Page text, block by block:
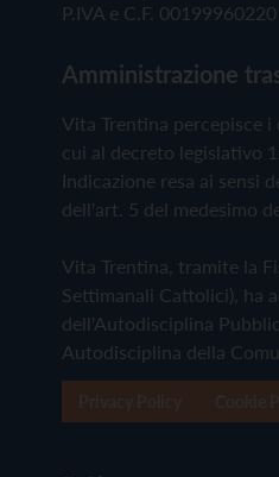
P.IVA e C.F. 00199960220
Amministrazione
Vita Trentina percepisce
cui al decreto legislativo
Indicazione resa ai sensi
dell'art. 5 del medesimo
Vita Trentina, tramite la
Settimanali Cattolici), ha
dell'Autodisciplina
Autodisciplina della